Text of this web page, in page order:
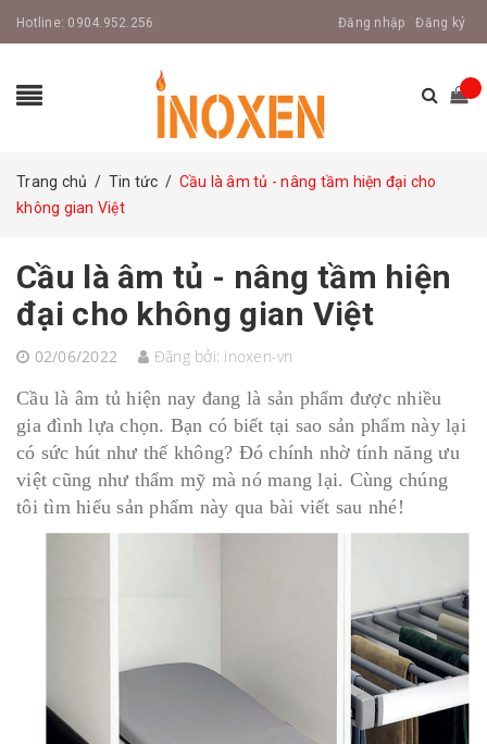
Hotline: 0904.952.256 Đăng nhập Đăng ký
Trang chủ / Tin tức / Cầu là âm tủ - nâng tầm hiện đại cho
không gian Việt
Cầu là âm tủ - nâng tầm hiện
đại cho không gian Việt
02/06/2022 Đăng bởi: inoxen-vn
Cầu là âm tủ hiện nay đang là sản phẩm được nhiều
gia đình lựa chọn. Bạn có biết tại sao sản phẩm này lại
có sức hút như thế không? Đó chính nhờ tính năng ưu
việt cũng như thẩm mỹ mà nó mang lại. Cùng chúng
tôi tìm hiểu sản phẩm này qua bài viết sau nhé!